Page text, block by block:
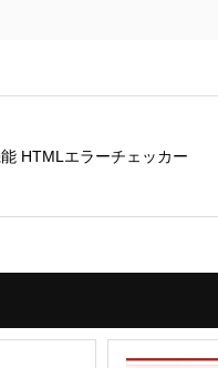
HTMLエラーチェッカー